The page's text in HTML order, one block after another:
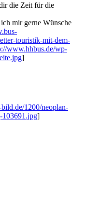
die Zeit für die
mir gerne Wünsche
touristik-mit-dem-
www.hhbus.de/wp-
]
1200/neoplan-
103691.jpg]